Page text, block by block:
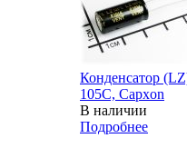
Конденсатор
105С, Capxon
В наличии
Подробнее